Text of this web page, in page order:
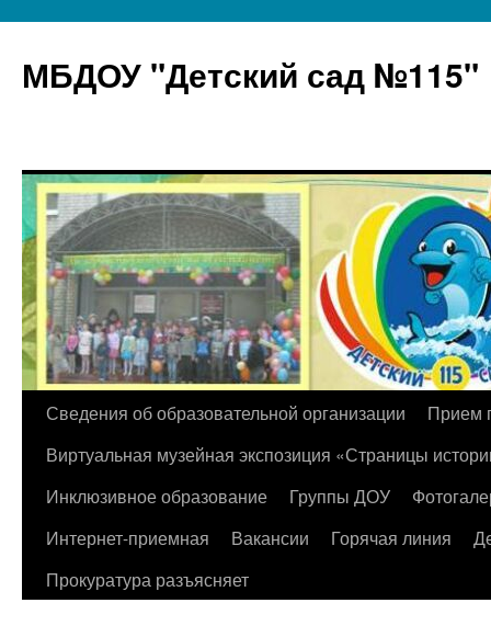
МБДОУ "Детский сад №115"
Перейти
содержимому
Сведения об образовательной организации
Прием
Виртуальная музейная экспозиция «Страницы
Инклюзивное образование
Группы ДОУ
Интернет-приемная
Вакансии Горячая линия
Прокуратура разъясняет